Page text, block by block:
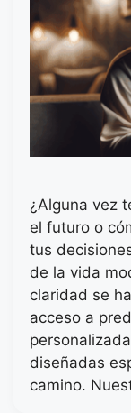
¿Alguna vez
el futuro o
tus
de la vida
claridad se
acceso a
diseñadas
camino.